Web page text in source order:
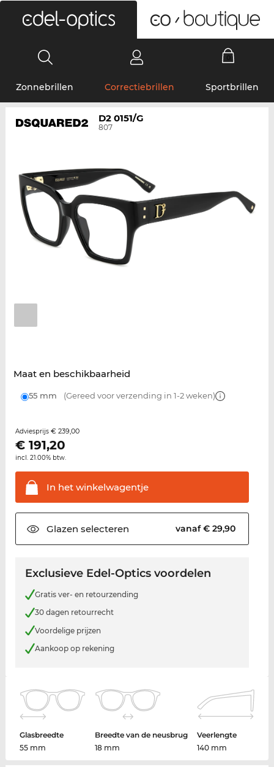
Zonnebrillen Correctiebrillen Sportbrillen
D2 0151/G
807
Maat en beschikbaarheid
55 mm (Gereed voor verzending in 1-2 weken)
Adviesprijs € 239,00
€ 191,20
incl. 21.00% btw.
In hetwinkelwagentje
Glazen selecteren vanaf € 29,90
Exclusieve Edel-Optics voordelen
Gratis ver- en retourzending
30 dagen retourrecht
Voordelige prijzen
Aankoop op rekening
Glasbreedte
55 mm
Breedte van de neusbrug
18 mm
Veerlengte
140 mm